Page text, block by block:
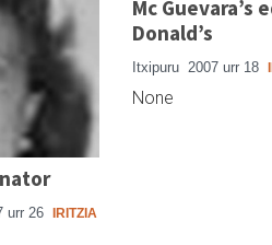
urr 26 IRITZIA
Mc Guevara’s
Donald’s
Itxipuru 2007 urr 18
None